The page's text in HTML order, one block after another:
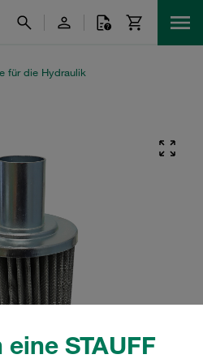
STAUFF
für die Hydraulik